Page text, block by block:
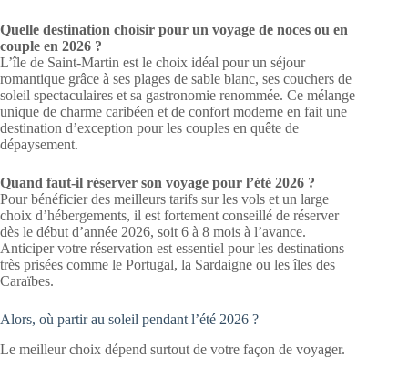
Quelle destination choisir pour un voyage de noces ou en
couple en 2026 ?
L’île de Saint-Martin est le choix idéal pour un séjour
romantique grâce à ses plages de sable blanc, ses couchers de
soleil spectaculaires et sa gastronomie renommée. Ce mélange
unique de charme caribéen et de confort moderne en fait une
destination d’exception pour les couples en quête de
dépaysement.
Quand faut-il réserver son voyage pour l’été 2026 ?
Pour bénéficier des meilleurs tarifs sur les vols et un large
choix d’hébergements, il est fortement conseillé de réserver
dès le début d’année 2026, soit 6 à 8 mois à l’avance.
Anticiper votre réservation est essentiel pour les destinations
très prisées comme le Portugal, la Sardaigne ou les îles des
Caraïbes.
Alors, où partir au soleil pendant l’été 2026 ?
Le meilleur choix dépend surtout de votre façon de voyager.